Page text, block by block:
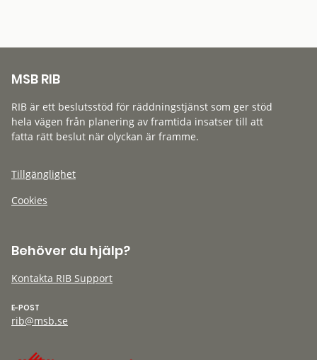
MSB RIB
RIB är ett beslutsstöd för räddningstjänst som ger stöd
hela vägen från planering av framtida insatser till att
fatta rätt beslut när olyckan är framme.
Tillgänglighet
Cookies
Behöver du hjälp?
Kontakta RIB Support
E-POST
rib@msb.se